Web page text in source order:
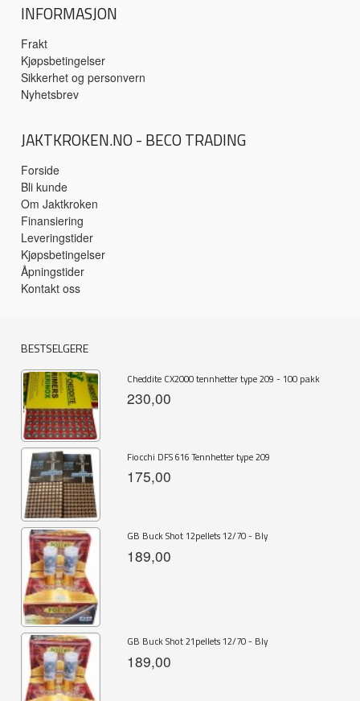
INFORMASJON
Frakt
Kjøpsbetingelser
Sikkerhet og personvern
Nyhetsbrev
JAKTKROKEN.NO - BECO TRADING
Forside
Bli kunde
Om Jaktkroken
Finansiering
Leveringstider
Kjøpsbetingelser
Åpningstider
Kontakt oss
BESTSELGERE
Cheddite CX2000 tennhetter type 209 - 100 pakk
230,00
Fiocchi DFS 616 Tennhetter type 209
175,00
GB Buck Shot 12pellets 12/70 - Bly
189,00
GB Buck Shot 21pellets 12/70 - Bly
189,00